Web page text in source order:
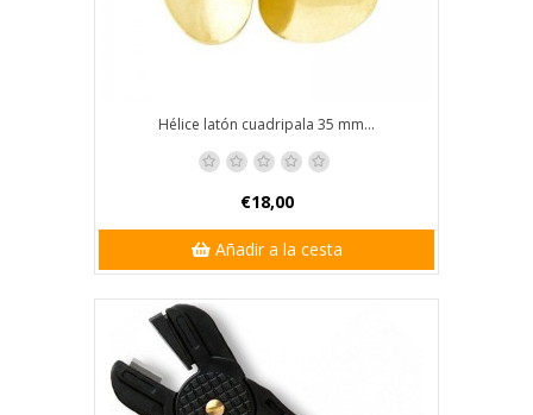
Hélice latón cuadripala 35 mm...
€18,00
Añadir a la cesta